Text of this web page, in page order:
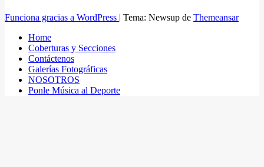
Funciona gracias a WordPress | Tema: Newsup de Themeansar
Home
Coberturas y Secciones
Contáctenos
Galerías Fotográficas
NOSOTROS
Ponle Música al Deporte